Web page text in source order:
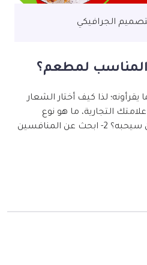
الجرافيكي
المناسب لمطعم؟
يقرأونه؛ لذا كيف أختار الشعار
1- حلل علامتك التجارية، ما هو نوع
الطعام الذي ستقدمه؟ ومن سيحبه؟ 2- ابحث عن المنافسين
اعرضه على رواد مطعمك واحصل على
العائلية أو الوجبات
الأخضر يرتبط بالطبيعة
الانتباه. هل لديك مطعم وتبحث
لديك شعار مطعم أم لا، فقد